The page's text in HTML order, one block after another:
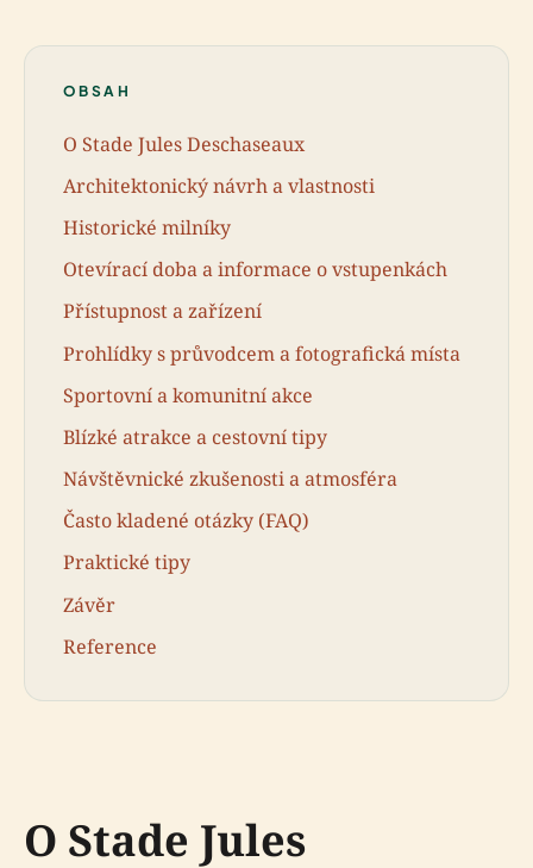
OBSAH
O Stade Jules Deschaseaux
Architektonický návrh a vlastnosti
Historické milníky
Otevírací doba a informace o vstupenkách
Přístupnost a zařízení
Prohlídky s průvodcem a fotografická místa
Sportovní a komunitní akce
Blízké atrakce a cestovní tipy
Návštěvnické zkušenosti a atmosféra
Často kladené otázky (FAQ)
Praktické tipy
Závěr
Reference
O Stade Jules